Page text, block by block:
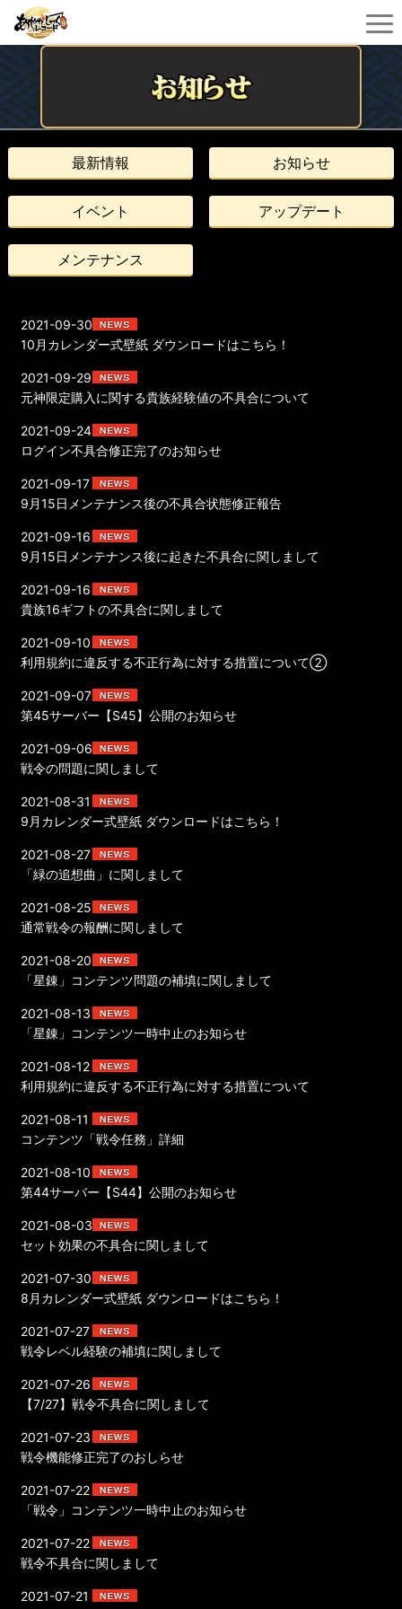
最新情報 お知らせ
イベント アップデート
メンテナンス
10月カレンダー式壁紙 ダウンロードはこちら！
2021-09-30
元神限定購入に関する貴族経験値の不具合について
2021-09-29
ログイン不具合修正完了のお知らせ
2021-09-24
9月15日メンテナンス後の不具合状態修正報告
2021-09-17
9月15日メンテナンス後に起きた不具合に関しまして
2021-09-16
貴族16ギフトの不具合に関しまして
2021-09-16
利用規約に違反する不正行為に対する措置について②
2021-09-10
第45サーバー【S45】公開のお知らせ
2021-09-07
戦令の問題に関しまして
2021-09-06
9月カレンダー式壁紙 ダウンロードはこちら！
2021-08-31
「緑の追想曲」に関しまして
2021-08-27
通常戦令の報酬に関しまして
2021-08-25
「星錬」コンテンツ問題の補填に関しまして
2021-08-20
「星錬」コンテンツ一時中止のお知らせ
2021-08-13
利用規約に違反する不正行為に対する措置について
2021-08-12
コンテンツ「戦令任務」詳細
2021-08-11
第44サーバー【S44】公開のお知らせ
2021-08-10
セット効果の不具合に関しまして
2021-08-03
8月カレンダー式壁紙 ダウンロードはこちら！
2021-07-30
戦令レベル経験の補填に関しまして
2021-07-27
【7/27】戦令不具合に関しまして
2021-07-26
戦令機能修正完了のおしらせ
2021-07-23
「戦令」コンテンツ一時中止のお知らせ
2021-07-22
戦令不具合に関しまして
2021-07-22
2021-07-21